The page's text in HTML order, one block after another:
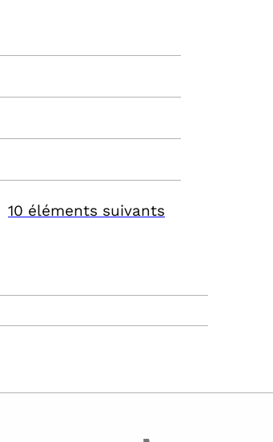
10 éléments suivants